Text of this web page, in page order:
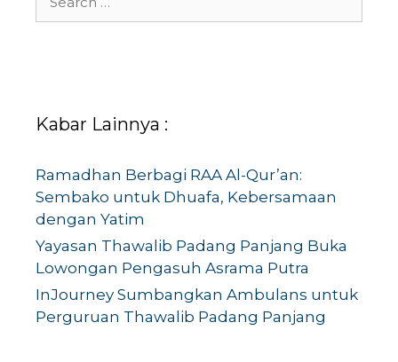
Kabar Lainnya :
Ramadhan Berbagi RAA Al-Qur’an:
Sembako untuk Dhuafa, Kebersamaan
dengan Yatim
Yayasan Thawalib Padang Panjang Buka
Lowongan Pengasuh Asrama Putra
InJourney Sumbangkan Ambulans untuk
Perguruan Thawalib Padang Panjang